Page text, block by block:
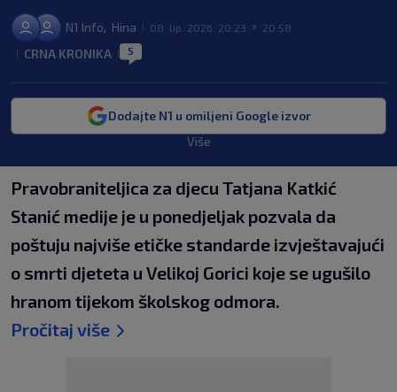
N1 Info, Hina 08. lip. 2026. 20:23 > 20:58
CRNA KRONIKA 5
Dodajte N1 u omiljeni Google izvor
Više
Pravobraniteljica za djecu Tatjana Katkić
Stanić medije je u ponedjeljak pozvala da
poštuju najviše etičke standarde izvještavajući
o smrti djeteta u Velikoj Gorici koje se ugušilo
hranom tijekom školskog odmora.
Pročitaj više